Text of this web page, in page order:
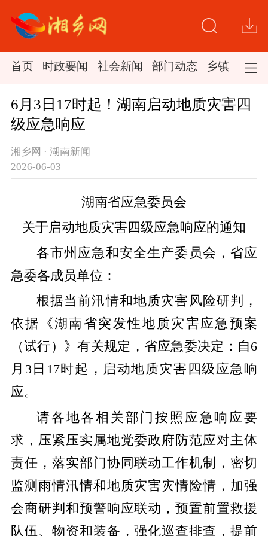
首页 时政要闻 社会新闻 部门动态 乡镇新闻
6月3日17时起！湖南启动地质灾害四
级应急响应
湘乡网 · 湖南新闻
2026-06-03
湖南省应急委员会
关于启动地质灾害四级应急响应的通知
各市州应急和安全生产委员会，省应
急委各成员单位：
根据当前汛情和地质灾害风险研判，
依据《湖南省突发性地质灾害应急预案
（试行）》有关规定，省应急委决定：自6
月3日17时起，启动地质灾害四级应急响
应。
请各地各相关部门按照应急响应要
求，压紧压实属地党委政府防范应对主体
责任，落实部门协同联动工作机制，密切
监测雨情汛情和地质灾害灾情险情，加强
会商研判和预警响应联动，预置前置救援
队伍、物资和装备，强化巡查排查，提前